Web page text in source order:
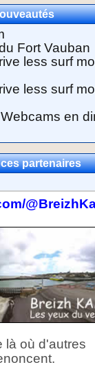
Fort Vauban
less surf
less surf
en
partenaires
là où d'autres